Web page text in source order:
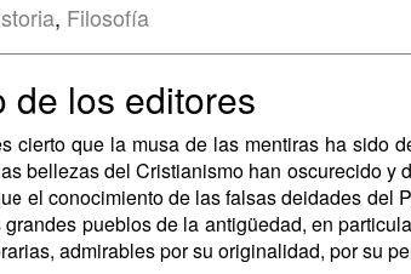
, Filosofía
de los editores
cierto que la musa de las mentiras ha sido
bellezas del Cristianismo han oscurecido
el conocimiento de las falsas deidades del
pueblos de la antigüedad, en
admirables por su originalidad, por su